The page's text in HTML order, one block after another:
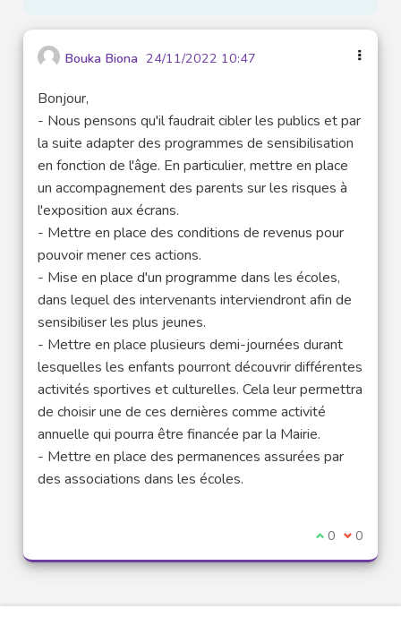
Bouka Biona 24/11/2022 10:47
Bonjour,
- Nous pensons qu'il faudrait cibler les publics et par
la suite adapter des programmes de sensibilisation
en fonction de l'âge. En particulier, mettre en place
un accompagnement des parents sur les risques à
l'exposition aux écrans.
- Mettre en place des conditions de revenus pour
pouvoir mener ces actions.
- Mise en place d'un programme dans les écoles,
dans lequel des intervenants interviendront afin de
sensibiliser les plus jeunes.
- Mettre en place plusieurs demi-journées durant
lesquelles les enfants pourront découvrir différentes
activités sportives et culturelles. Cela leur permettra
de choisir une de ces dernières comme activité
annuelle qui pourra être financée par la Mairie.
- Mettre en place des permanences assurées par
des associations dans les écoles.
Je suis
0 Je ne
0